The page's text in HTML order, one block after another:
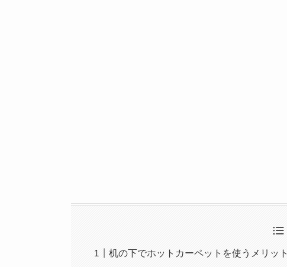
机の下でホットカーペットを使うメリット